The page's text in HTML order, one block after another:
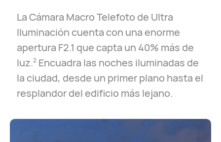
La Cámara Macro Telefoto de Ultra
Iluminación cuenta con una enorme
apertura F2.1 que capta un 40% más de
luz.2Encuadra las noches iluminadas de
la ciudad, desde un primer plano hasta el
resplandor del edificio más lejano.